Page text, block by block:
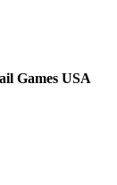
Games USA